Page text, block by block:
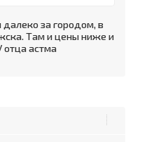
далеко за городом, в
Там и цены ниже и
отца астма